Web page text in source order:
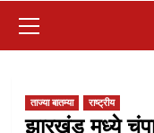
Menu
ताज्या बातम्या राष्ट्रीय
झारखंड मध्ये